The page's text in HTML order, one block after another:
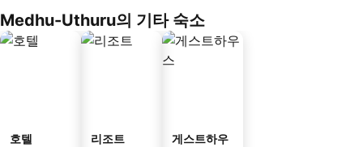
Medhu-Uthuru의 기타 숙소
호텔 리조트
게스트하우